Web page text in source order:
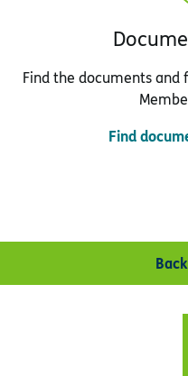
Find the documents and
Find